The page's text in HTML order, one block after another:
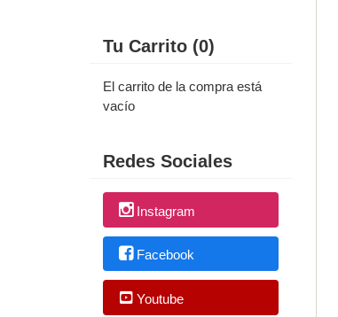
Tu Carrito (0)
El carrito de la compra está
vacío
Redes Sociales
Instagram
Facebook
Youtube